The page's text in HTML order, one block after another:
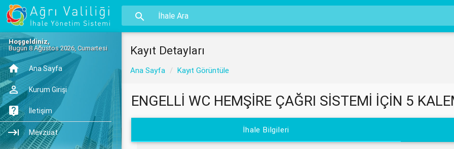
Hoşgeldiniz,
Bugün 8 Ağustos 2026, Cumartesi
Ana Sayfa
Kurum Girişi
İletişim
Mevzuat
Kayıt Detayları
Ana Sayfa Kayıt Görüntüle
ENGELLİ WC HEMŞİRE ÇAĞRI SİSTEMİ İÇİN 5
İhale Bilgileri